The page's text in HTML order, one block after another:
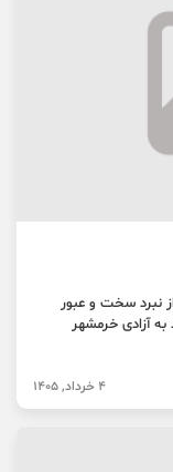
نبرد سخت و عبور
آزادی خرمشهر
4 خرداد, 1405